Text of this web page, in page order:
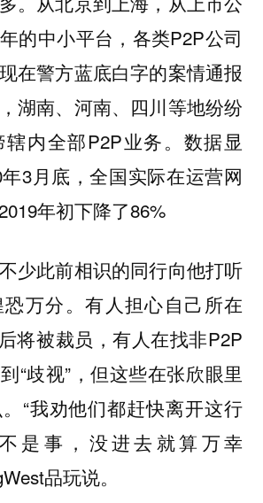
的中小平台，各类P2P公司
在警方蓝底白字的案情通报
湖南、河南、四川等地纷纷
内全部P2P业务。数据显
3月底，全国实际在运营网
年初下降了86%
少此前相识的同行向他打听
万分。有人担心自己所在
将被裁员，有人在找非P2P
“歧视”，但这些在张欣眼里
“我劝他们都赶快离开这行
是事，没进去就算万幸
品玩说。